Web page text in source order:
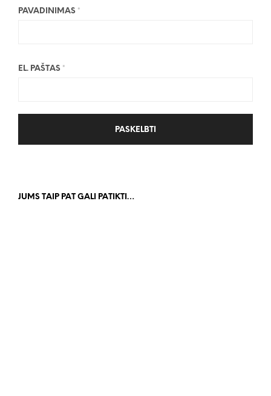
PAVADINIMAS *
EL. PAŠTAS *
JUMS TAIP PAT GALI PATIKTI…